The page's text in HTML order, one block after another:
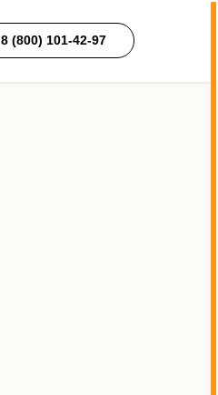
8 (800) 101-42-97